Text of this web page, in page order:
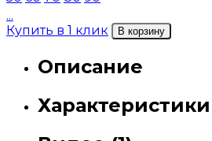
...
Купить в 1 клик
В корзину
Описание
Характеристики